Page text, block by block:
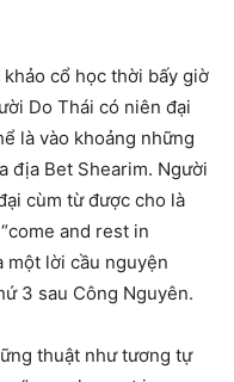
cổ học thời bấy giờ
Do Thái có niên đại
là vào khoảng những
địa Bet Shearim. Người
cùm từ được cho là
and rest in
một lời cầu nguyện
3 sau Công Nguyên.
thuật như tương tự